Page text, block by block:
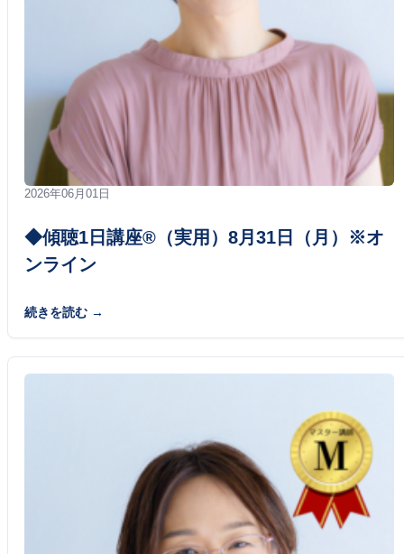
2026年06月01日
◆傾聴1日講座®（実用）8月31日（月）※オ
ンライン
続きを読む